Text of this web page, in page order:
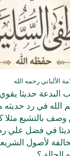
الألباني رحمه الله
البدعة حديثا
الله في رد
وصف بالتشيع
في فضل علي
لأصول